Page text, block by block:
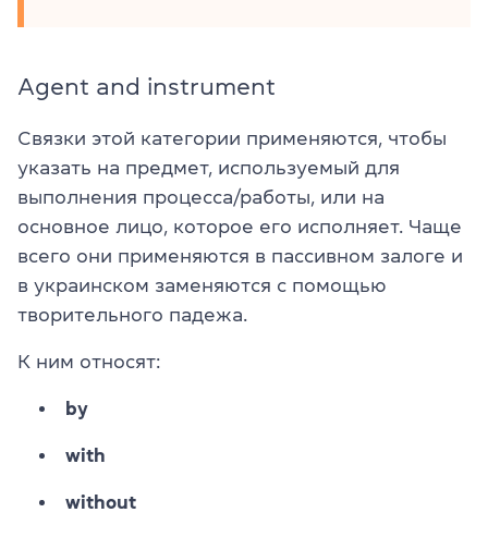
Agent and instrument
Связки этой категории применяются, чтобы
указать на предмет, используемый для
выполнения процесса/работы, или на
основное лицо, которое его исполняет. Чаще
всего они применяются в пассивном залоге и
в украинском заменяются с помощью
творительного падежа.
К ним относят:
by
with
without